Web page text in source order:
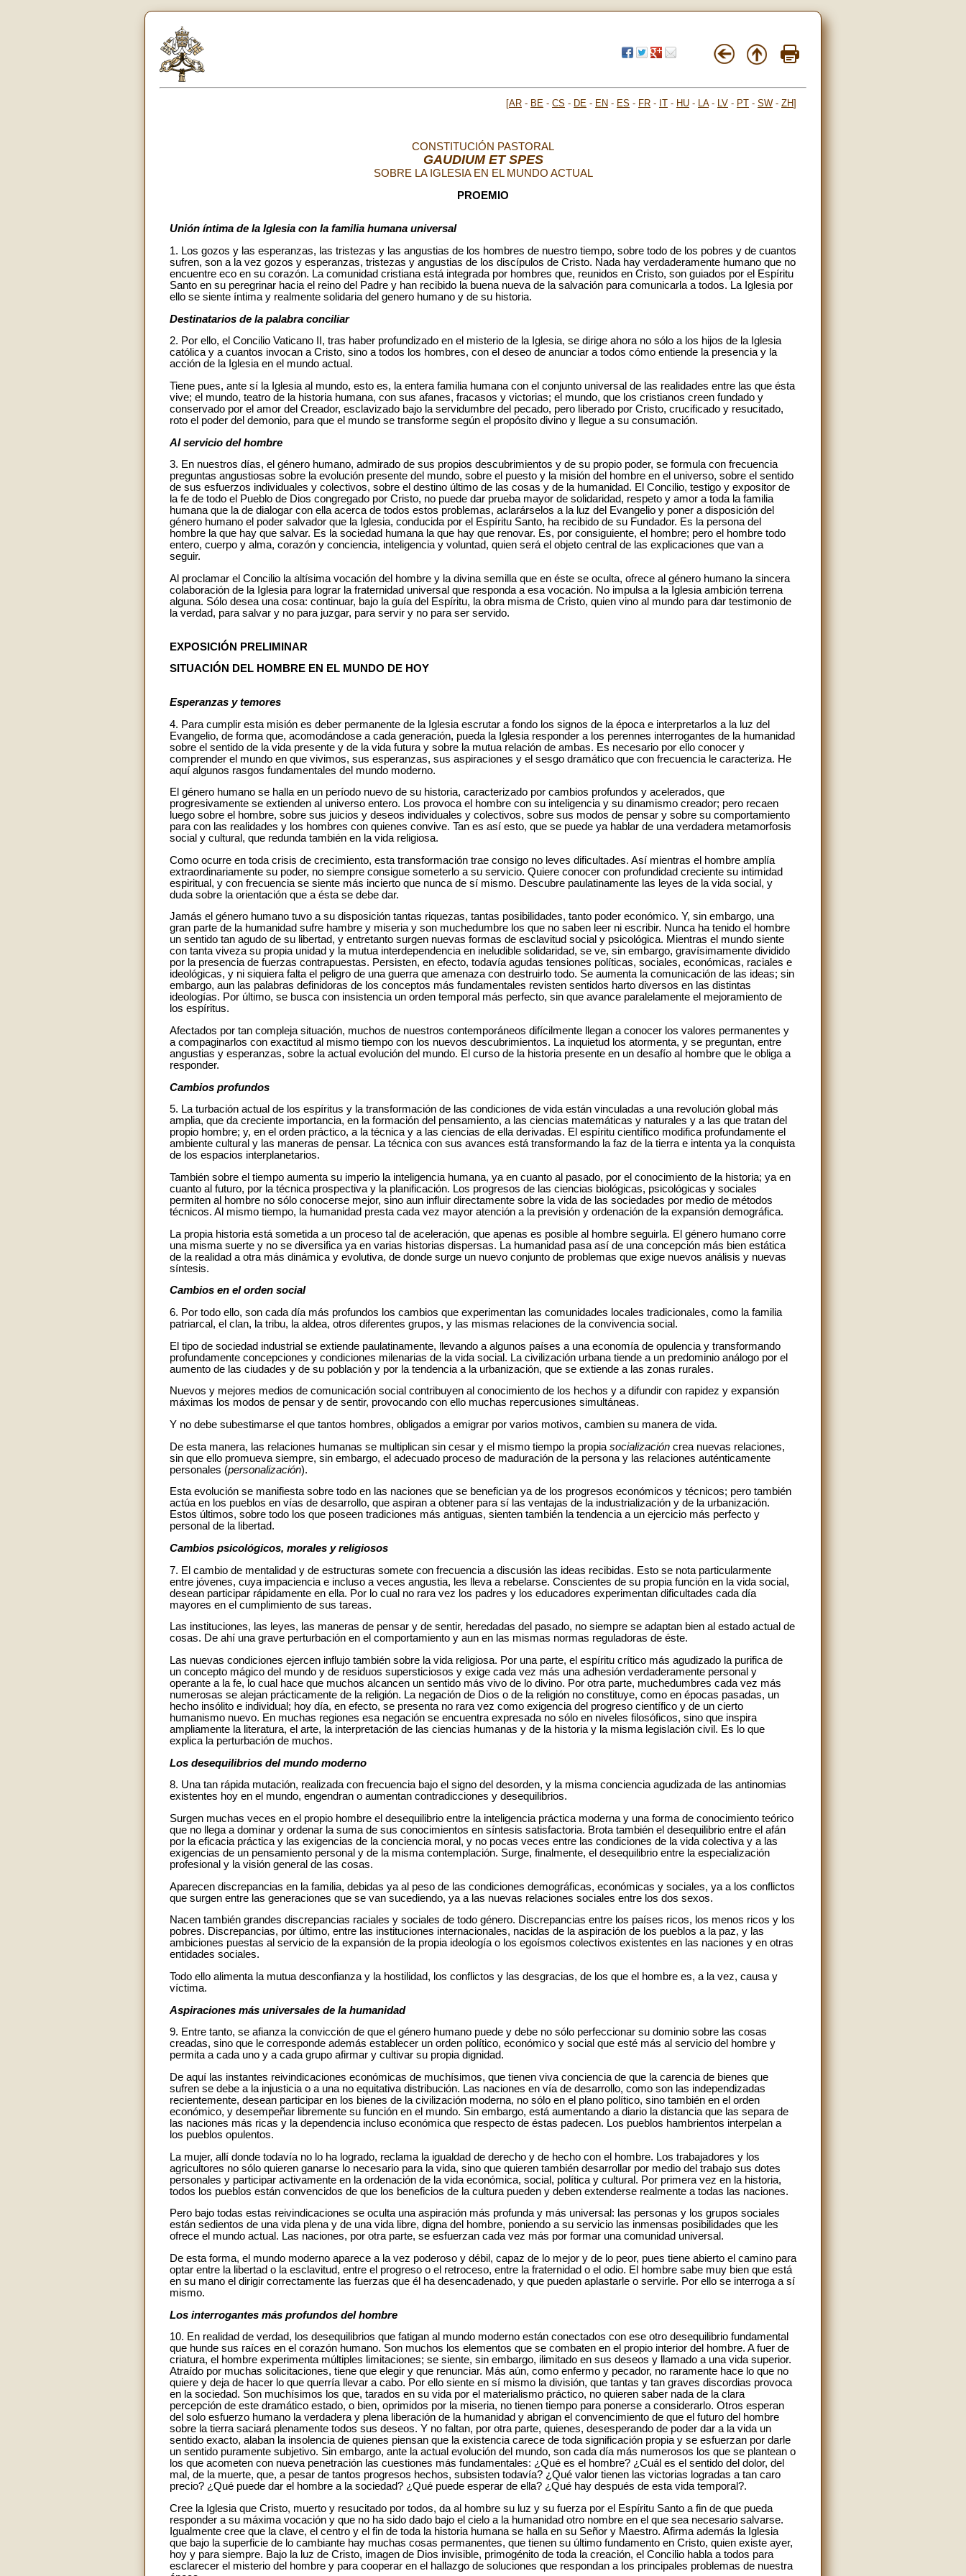
[AR - BE - CS - DE - EN - ES - FR - IT - HU - LA- LV - PT - SW - ZH]
CONSTITUCIÓN PASTORAL
GAUDIUM ET SPES
SOBRE LA IGLESIA EN EL MUNDO ACTUAL
PROEMIO
Unión íntima de la Iglesia con la familia humana universal
1. Los gozos y las esperanzas, las tristezas y las angustias de los hombres de nuestro tiempo, sobre todo de los pobres y de cuantos
sufren, son a la vez gozos y esperanzas, tristezas y angustias de los discípulos de Cristo. Nada hay verdaderamente humano que no
encuentre eco en su corazón. La comunidad cristiana está integrada por hombres que, reunidos en Cristo, son guiados por el Espíritu
Santo en su peregrinar hacia el reino del Padre y han recibido la buena nueva de la salvación para comunicarla a todos. La Iglesia por
ello se siente íntima y realmente solidaria del genero humano y de su historia.
Destinatarios de la palabra conciliar
2. Por ello, el Concilio Vaticano II, tras haber profundizado en el misterio de la Iglesia, se dirige ahora no sólo a los hijos de la Iglesia
católica y a cuantos invocan a Cristo, sino a todos los hombres, con el deseo de anunciar a todos cómo entiende la presencia y la
acción de la Iglesia en el mundo actual.
Tiene pues, ante sí la Iglesia al mundo, esto es, la entera familia humana con el conjunto universal de las realidades entre las que ésta
vive; el mundo, teatro de la historia humana, con sus afanes, fracasos y victorias; el mundo, que los cristianos creen fundado y
conservado por el amor del Creador, esclavizado bajo la servidumbre del pecado, pero liberado por Cristo, crucificado y resucitado,
roto el poder del demonio, para que el mundo se transforme según el propósito divino y llegue a su consumación.
Al servicio del hombre
3. En nuestros días, el género humano, admirado de sus propios descubrimientos y de su propio poder, se formula con frecuencia
preguntas angustiosas sobre la evolución presente del mundo, sobre el puesto y la misión del hombre en el universo, sobre el sentido
de sus esfuerzos individuales y colectivos, sobre el destino último de las cosas y de la humanidad. El Concilio, testigo y expositor de
la fe de todo el Pueblo de Dios congregado por Cristo, no puede dar prueba mayor de solidaridad, respeto y amor a toda la familia
humana que la de dialogar con ella acerca de todos estos problemas, aclarárselos a la luz del Evangelio y poner a disposición del
género humano el poder salvador que la Iglesia, conducida por el Espíritu Santo, ha recibido de su Fundador. Es la persona del
hombre la que hay que salvar. Es la sociedad humana la que hay que renovar. Es, por consiguiente, el hombre; pero el hombre todo
entero, cuerpo y alma, corazón y conciencia, inteligencia y voluntad, quien será el objeto central de las explicaciones que van a
seguir.
Al proclamar el Concilio la altísima vocación del hombre y la divina semilla que en éste se oculta, ofrece al género humano la sincera
colaboración de la Iglesia para lograr la fraternidad universal que responda a esa vocación. No impulsa a la Iglesia ambición terrena
alguna. Sólo desea una cosa: continuar, bajo la guía del Espíritu, la obra misma de Cristo, quien vino al mundo para dar testimonio de
la verdad, para salvar y no para juzgar, para servir y no para ser servido.
EXPOSICIÓN PRELIMINAR
SITUACIÓN DEL HOMBRE EN EL MUNDO DE HOY
Esperanzas y temores
4. Para cumplir esta misión es deber permanente de la Iglesia escrutar a fondo los signos de la época e interpretarlos a la luz del
Evangelio, de forma que, acomodándose a cada generación, pueda la Iglesia responder a los perennes interrogantes de la humanidad
sobre el sentido de la vida presente y de la vida futura y sobre la mutua relación de ambas. Es necesario por ello conocer y
comprender el mundo en que vivimos, sus esperanzas, sus aspiraciones y el sesgo dramático que con frecuencia le caracteriza. He
aquí algunos rasgos fundamentales del mundo moderno.
El género humano se halla en un período nuevo de su historia, caracterizado por cambios profundos y acelerados, que
progresivamente se extienden al universo entero. Los provoca el hombre con su inteligencia y su dinamismo creador; pero recaen
luego sobre el hombre, sobre sus juicios y deseos individuales y colectivos, sobre sus modos de pensar y sobre su comportamiento
para con las realidades y los hombres con quienes convive. Tan es así esto, que se puede ya hablar de una verdadera metamorfosis
social y cultural, que redunda también en la vida religiosa.
Como ocurre en toda crisis de crecimiento, esta transformación trae consigo no leves dificultades. Así mientras el hombre amplía
extraordinariamente su poder, no siempre consigue someterlo a su servicio. Quiere conocer con profundidad creciente su intimidad
espiritual, y con frecuencia se siente más incierto que nunca de sí mismo. Descubre paulatinamente las leyes de la vida social, y
duda sobre la orientación que a ésta se debe dar.
Jamás el género humano tuvo a su disposición tantas riquezas, tantas posibilidades, tanto poder económico. Y, sin embargo, una
gran parte de la humanidad sufre hambre y miseria y son muchedumbre los que no saben leer ni escribir. Nunca ha tenido el hombre
un sentido tan agudo de su libertad, y entretanto surgen nuevas formas de esclavitud social y psicológica. Mientras el mundo siente
con tanta viveza su propia unidad y la mutua interdependencia en ineludible solidaridad, se ve, sin embargo, gravísimamente dividido
por la presencia de fuerzas contrapuestas. Persisten, en efecto, todavía agudas tensiones políticas, sociales, económicas, raciales e
ideológicas, y ni siquiera falta el peligro de una guerra que amenaza con destruirlo todo. Se aumenta la comunicación de las ideas; sin
embargo, aun las palabras definidoras de los conceptos más fundamentales revisten sentidos harto diversos en las distintas
ideologías. Por último, se busca con insistencia un orden temporal más perfecto, sin que avance paralelamente el mejoramiento de
los espíritus.
Afectados por tan compleja situación, muchos de nuestros contemporáneos difícilmente llegan a conocer los valores permanentes y
a compaginarlos con exactitud al mismo tiempo con los nuevos descubrimientos. La inquietud los atormenta, y se preguntan, entre
angustias y esperanzas, sobre la actual evolución del mundo. El curso de la historia presente en un desafío al hombre que le obliga a
responder.
Cambios profundos
5. La turbación actual de los espíritus y la transformación de las condiciones de vida están vinculadas a una revolución global más
amplia, que da creciente importancia, en la formación del pensamiento, a las ciencias matemáticas y naturales y a las que tratan del
propio hombre; y, en el orden práctico, a la técnica y a las ciencias de ella derivadas. El espíritu científico modifica profundamente el
ambiente cultural y las maneras de pensar. La técnica con sus avances está transformando la faz de la tierra e intenta ya la conquista
de los espacios interplanetarios.
También sobre el tiempo aumenta su imperio la inteligencia humana, ya en cuanto al pasado, por el conocimiento de la historia; ya en
cuanto al futuro, por la técnica prospectiva y la planificación. Los progresos de las ciencias biológicas, psicológicas y sociales
permiten al hombre no sólo conocerse mejor, sino aun influir directamente sobre la vida de las sociedades por medio de métodos
técnicos. Al mismo tiempo, la humanidad presta cada vez mayor atención a la previsión y ordenación de la expansión demográfica.
La propia historia está sometida a un proceso tal de aceleración, que apenas es posible al hombre seguirla. El género humano corre
una misma suerte y no se diversifica ya en varias historias dispersas. La humanidad pasa así de una concepción más bien estática
de la realidad a otra más dinámica y evolutiva, de donde surge un nuevo conjunto de problemas que exige nuevos análisis y nuevas
síntesis.
Cambios en el orden social
6. Por todo ello, son cada día más profundos los cambios que experimentan las comunidades locales tradicionales, como la familia
patriarcal, el clan, la tribu, la aldea, otros diferentes grupos, y las mismas relaciones de la convivencia social.
El tipo de sociedad industrial se extiende paulatinamente, llevando a algunos países a una economía de opulencia y transformando
profundamente concepciones y condiciones milenarias de la vida social. La civilización urbana tiende a un predominio análogo por el
aumento de las ciudades y de su población y por la tendencia a la urbanización, que se extiende a las zonas rurales.
Nuevos y mejores medios de comunicación social contribuyen al conocimiento de los hechos y a difundir con rapidez y expansión
máximas los modos de pensar y de sentir, provocando con ello muchas repercusiones simultáneas.
Y no debe subestimarse el que tantos hombres, obligados a emigrar por varios motivos, cambien su manera de vida.
De esta manera, las relaciones humanas se multiplican sin cesar y el mismo tiempo la propia socialización crea nuevas relaciones,
sin que ello promueva siempre, sin embargo, el adecuado proceso de maduración de la persona y las relaciones auténticamente
personales (personalización).
Esta evolución se manifiesta sobre todo en las naciones que se benefician ya de los progresos económicos y técnicos; pero también
actúa en los pueblos en vías de desarrollo, que aspiran a obtener para sí las ventajas de la industrialización y de la urbanización.
Estos últimos, sobre todo los que poseen tradiciones más antiguas, sienten también la tendencia a un ejercicio más perfecto y
personal de la libertad.
Cambios psicológicos, morales y religiosos
7. El cambio de mentalidad y de estructuras somete con frecuencia a discusión las ideas recibidas. Esto se nota particularmente
entre jóvenes, cuya impaciencia e incluso a veces angustia, les lleva a rebelarse. Conscientes de su propia función en la vida social,
desean participar rápidamente en ella. Por lo cual no rara vez los padres y los educadores experimentan dificultades cada día
mayores en el cumplimiento de sus tareas.
Las instituciones, las leyes, las maneras de pensar y de sentir, heredadas del pasado, no siempre se adaptan bien al estado actual de
cosas. De ahí una grave perturbación en el comportamiento y aun en las mismas normas reguladoras de éste.
Las nuevas condiciones ejercen influjo también sobre la vida religiosa. Por una parte, el espíritu crítico más agudizado la purifica de
un concepto mágico del mundo y de residuos supersticiosos y exige cada vez más una adhesión verdaderamente personal y
operante a la fe, lo cual hace que muchos alcancen un sentido más vivo de lo divino. Por otra parte, muchedumbres cada vez más
numerosas se alejan prácticamente de la religión. La negación de Dios o de la religión no constituye, como en épocas pasadas, un
hecho insólito e individual; hoy día, en efecto, se presenta no rara vez como exigencia del progreso científico y de un cierto
humanismo nuevo. En muchas regiones esa negación se encuentra expresada no sólo en niveles filosóficos, sino que inspira
ampliamente la literatura, el arte, la interpretación de las ciencias humanas y de la historia y la misma legislación civil. Es lo que
explica la perturbación de muchos.
Los desequilibrios del mundo moderno
8. Una tan rápida mutación, realizada con frecuencia bajo el signo del desorden, y la misma conciencia agudizada de las antinomias
existentes hoy en el mundo, engendran o aumentan contradicciones y desequilibrios.
Surgen muchas veces en el propio hombre el desequilibrio entre la inteligencia práctica moderna y una forma de conocimiento teórico
que no llega a dominar y ordenar la suma de sus conocimientos en síntesis satisfactoria. Brota también el desequilibrio entre el afán
por la eficacia práctica y las exigencias de la conciencia moral, y no pocas veces entre las condiciones de la vida colectiva y a las
exigencias de un pensamiento personal y de la misma contemplación. Surge, finalmente, el desequilibrio entre la especialización
profesional y la visión general de las cosas.
Aparecen discrepancias en la familia, debidas ya al peso de las condiciones demográficas, económicas y sociales, ya a los conflictos
que surgen entre las generaciones que se van sucediendo, ya a las nuevas relaciones sociales entre los dos sexos.
Nacen también grandes discrepancias raciales y sociales de todo género. Discrepancias entre los países ricos, los menos ricos y los
pobres. Discrepancias, por último, entre las instituciones internacionales, nacidas de la aspiración de los pueblos a la paz, y las
ambiciones puestas al servicio de la expansión de la propia ideología o los egoísmos colectivos existentes en las naciones y en otras
entidades sociales.
Todo ello alimenta la mutua desconfianza y la hostilidad, los conflictos y las desgracias, de los que el hombre es, a la vez, causa y
víctima.
Aspiraciones más universales de la humanidad
9. Entre tanto, se afianza la convicción de que el género humano puede y debe no sólo perfeccionar su dominio sobre las cosas
creadas, sino que le corresponde además establecer un orden político, económico y social que esté más al servicio del hombre y
permita a cada uno y a cada grupo afirmar y cultivar su propia dignidad.
De aquí las instantes reivindicaciones económicas de muchísimos, que tienen viva conciencia de que la carencia de bienes que
sufren se debe a la injusticia o a una no equitativa distribución. Las naciones en vía de desarrollo, como son las independizadas
recientemente, desean participar en los bienes de la civilización moderna, no sólo en el plano político, sino también en el orden
económico, y desempeñar libremente su función en el mundo. Sin embargo, está aumentando a diario la distancia que las separa de
las naciones más ricas y la dependencia incluso económica que respecto de éstas padecen. Los pueblos hambrientos interpelan a
los pueblos opulentos.
La mujer, allí donde todavía no lo ha logrado, reclama la igualdad de derecho y de hecho con el hombre. Los trabajadores y los
agricultores no sólo quieren ganarse lo necesario para la vida, sino que quieren también desarrollar por medio del trabajo sus dotes
personales y participar activamente en la ordenación de la vida económica, social, política y cultural. Por primera vez en la historia,
todos los pueblos están convencidos de que los beneficios de la cultura pueden y deben extenderse realmente a todas las naciones.
Pero bajo todas estas reivindicaciones se oculta una aspiración más profunda y más universal: las personas y los grupos sociales
están sedientos de una vida plena y de una vida libre, digna del hombre, poniendo a su servicio las inmensas posibilidades que les
ofrece el mundo actual. Las naciones, por otra parte, se esfuerzan cada vez más por formar una comunidad universal.
De esta forma, el mundo moderno aparece a la vez poderoso y débil, capaz de lo mejor y de lo peor, pues tiene abierto el camino para
optar entre la libertad o la esclavitud, entre el progreso o el retroceso, entre la fraternidad o el odio. El hombre sabe muy bien que está
en su mano el dirigir correctamente las fuerzas que él ha desencadenado, y que pueden aplastarle o servirle. Por ello se interroga a sí
mismo.
Los interrogantes más profundos del hombre
10. En realidad de verdad, los desequilibrios que fatigan al mundo moderno están conectados con ese otro desequilibrio fundamental
que hunde sus raíces en el corazón humano. Son muchos los elementos que se combaten en el propio interior del hombre. A fuer de
criatura, el hombre experimenta múltiples limitaciones; se siente, sin embargo, ilimitado en sus deseos y llamado a una vida superior.
Atraído por muchas solicitaciones, tiene que elegir y que renunciar. Más aún, como enfermo y pecador, no raramente hace lo que no
quiere y deja de hacer lo que querría llevar a cabo. Por ello siente en sí mismo la división, que tantas y tan graves discordias provoca
en la sociedad. Son muchísimos los que, tarados en su vida por el materialismo práctico, no quieren saber nada de la clara
percepción de este dramático estado, o bien, oprimidos por la miseria, no tienen tiempo para ponerse a considerarlo. Otros esperan
del solo esfuerzo humano la verdadera y plena liberación de la humanidad y abrigan el convencimiento de que el futuro del hombre
sobre la tierra saciará plenamente todos sus deseos. Y no faltan, por otra parte, quienes, desesperando de poder dar a la vida un
sentido exacto, alaban la insolencia de quienes piensan que la existencia carece de toda significación propia y se esfuerzan por darle
un sentido puramente subjetivo. Sin embargo, ante la actual evolución del mundo, son cada día más numerosos los que se plantean o
los que acometen con nueva penetración las cuestiones más fundamentales: ¿Qué es el hombre? ¿Cuál es el sentido del dolor, del
mal, de la muerte, que, a pesar de tantos progresos hechos, subsisten todavía? ¿Qué valor tienen las victorias logradas a tan caro
precio? ¿Qué puede dar el hombre a la sociedad? ¿Qué puede esperar de ella? ¿Qué hay después de esta vida temporal?.
Cree la Iglesia que Cristo, muerto y resucitado por todos, da al hombre su luz y su fuerza por el Espíritu Santo a fin de que pueda
responder a su máxima vocación y que no ha sido dado bajo el cielo a la humanidad otro nombre en el que sea necesario salvarse.
Igualmente cree que la clave, el centro y el fin de toda la historia humana se halla en su Señor y Maestro. Afirma además la Iglesia
que bajo la superficie de lo cambiante hay muchas cosas permanentes, que tienen su último fundamento en Cristo, quien existe ayer,
hoy y para siempre. Bajo la luz de Cristo, imagen de Dios invisible, primogénito de toda la creación, el Concilio habla a todos para
esclarecer el misterio del hombre y para cooperar en el hallazgo de soluciones que respondan a los principales problemas de nuestra